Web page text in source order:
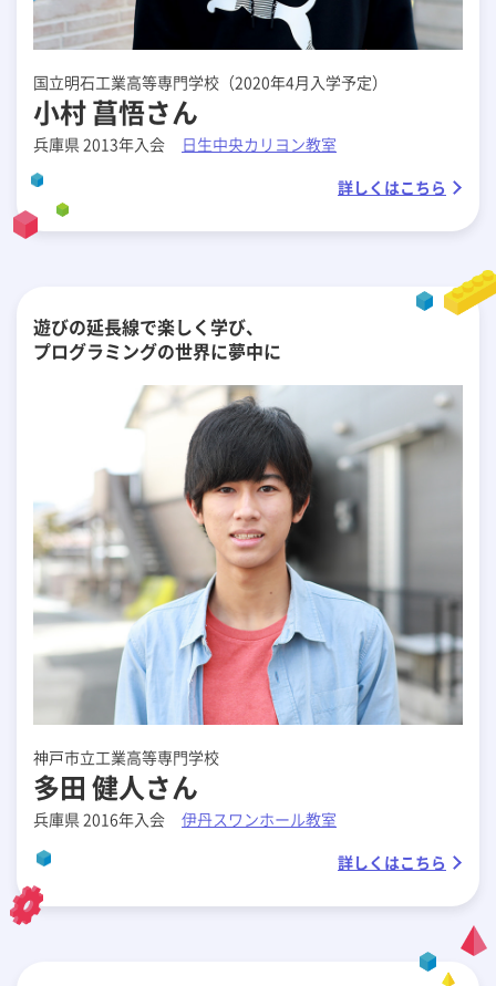
国立明石工業高等専門学校（2020年4月入学予定）
小村 菖悟さん
兵庫県 2013年入会
日生中央カリヨン教室
詳しくはこちら
遊びの延長線で楽しく学び、
プログラミングの世界に夢中に
神戸市立工業高等専門学校
多田 健人さん
兵庫県 2016年入会
伊丹スワンホール教室
詳しくはこちら